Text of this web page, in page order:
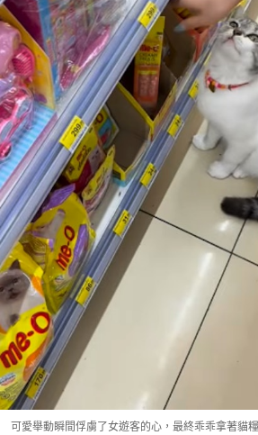
可愛舉動瞬間俘虜了女遊客的心，最終乖乖拿著貓